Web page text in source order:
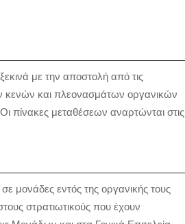
με την αποστολή από τις
κενών και πλεονασμάτων οργανικών
πίνακες μεταθέσεων αναρτώνται στις
μονάδες εντός της οργανικής τους
στρατιωτικούς που έχουν